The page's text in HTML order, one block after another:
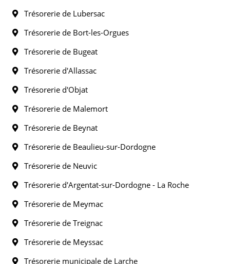
Trésorerie de Lubersac
Trésorerie de Bort-les-Orgues
Trésorerie de Bugeat
Trésorerie d'Allassac
Trésorerie d'Objat
Trésorerie de Malemort
Trésorerie de Beynat
Trésorerie de Beaulieu-sur-Dordogne
Trésorerie de Neuvic
Trésorerie d'Argentat-sur-Dordogne - La Roche
Trésorerie de Meymac
Trésorerie de Treignac
Trésorerie de Meyssac
Trésorerie municipale de Larche